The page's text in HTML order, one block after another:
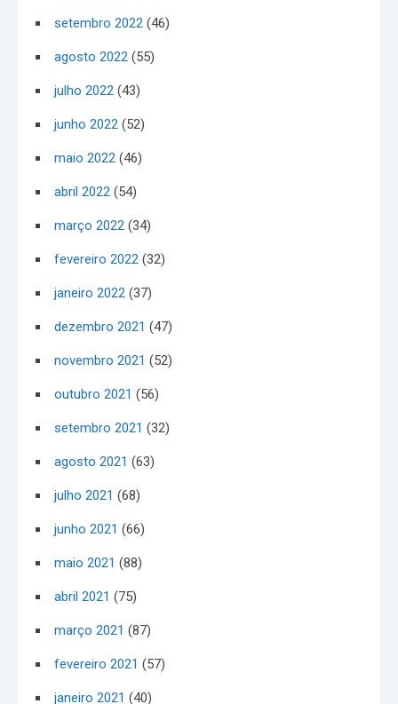
setembro 2022 (46)
agosto 2022 (55)
julho 2022 (43)
junho 2022 (52)
maio 2022 (46)
abril 2022 (54)
março 2022 (34)
fevereiro 2022 (32)
janeiro 2022 (37)
dezembro 2021 (47)
novembro 2021 (52)
outubro 2021 (56)
setembro 2021 (32)
agosto 2021 (63)
julho 2021 (68)
junho 2021 (66)
maio 2021 (88)
abril 2021 (75)
março 2021 (87)
fevereiro 2021 (57)
janeiro 2021 (40)